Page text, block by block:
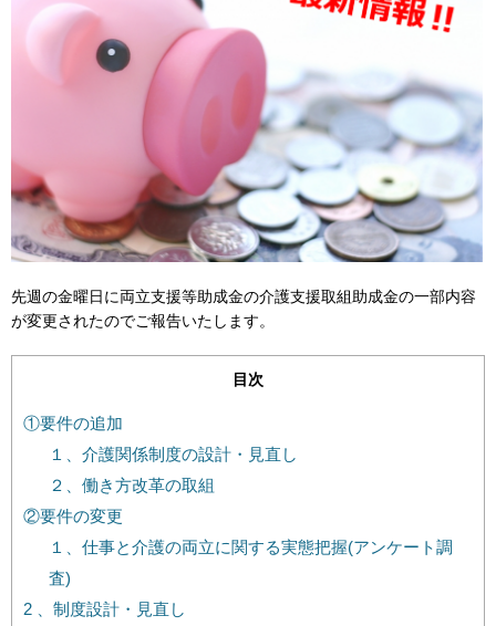
先週の金曜日に両立支援等助成金の介護支援取組助成金の一部内容
が変更されたのでご報告いたします。
目次
①要件の追加
１、介護関係制度の設計・見直し
２、働き方改革の取組
②要件の変更
１、仕事と介護の両立に関する実態把握(アンケート調
査)
2 、制度設計・見直し